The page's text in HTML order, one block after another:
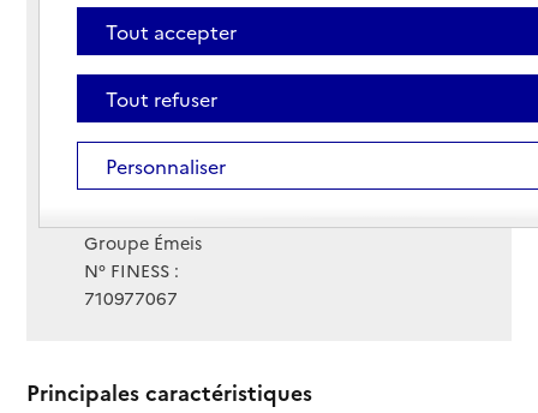
20 avenue Condorcet
71880 - Châtenoy-le-Royal
Voir itinéraire
Téléphone :
Contact
Contact
Site Internet
Site internet
Groupe Émeis
N° FINESS :
710977067
Principales caractéristiques
Tout accepter
Tout refuser
Personnaliser